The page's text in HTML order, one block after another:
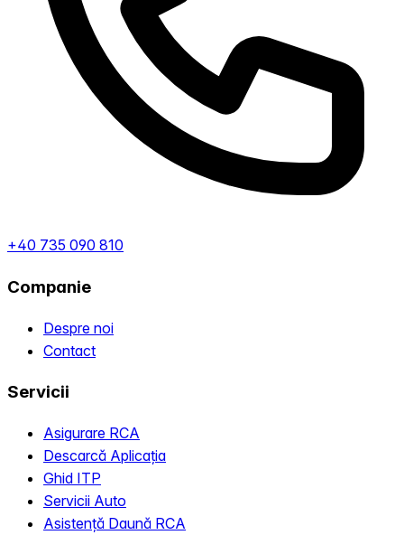
+40 735 090 810
Companie
Despre noi
Contact
Servicii
Asigurare RCA
Descarcă Aplicația
Ghid ITP
Servicii Auto
Asistență Daună RCA